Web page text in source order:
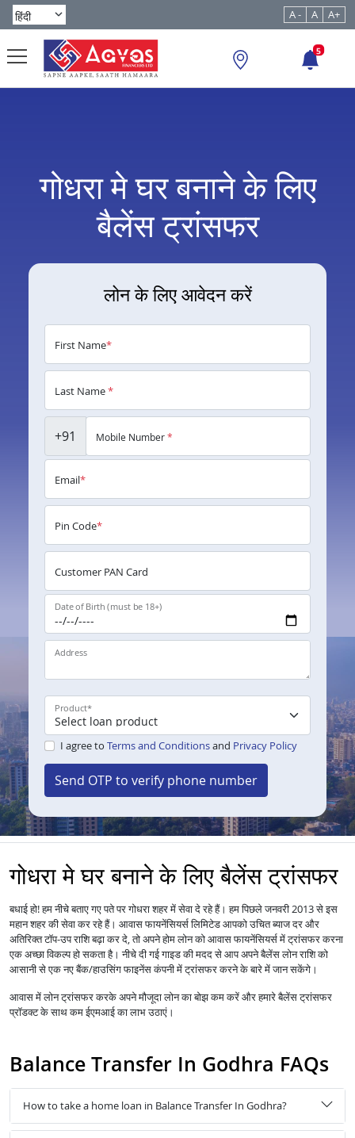
A - A A+
5
गोधरा मे घर बनाने के लिए
बैलेंस ट्रांसफर
लोन के लिए आवेदन करें
First Name*
Last Name*
+91 Mobile Number*
Email*
Pin Code*
Customer PAN Card
Date of Birth (must be 18+)
Address
Product*
I agree to Terms and Conditionsand Privacy Policy
Send OTP to verify phone number
गोधरा मे घर बनाने के लिए बैलेंस ट्रांसफर
बधाई हो! हम नीचे बताए गए पते पर गोधरा शहर में सेवा दे रहे हैं। हम पिछले जनवरी 2013 से इस
महान शहर की सेवा कर रहे हैं। आवास फायनेंसियर्स लिमिटेड आपको उचित ब्याज दर और
अतिरिक्त टॉप-उप राशि बढ़ा कर दे, तो अपने होम लोन को आवास फायनेंसियर्स में ट्रांसफर करना
एक अच्छा विकल्प हो सकता है। नीचे दी गई गाइड की मदद से आप अपने बैलेंस लोन राशि को
आसानी से एक नए बैंक/हाउसिंग फाइनेंस कंपनी में ट्रांसफर करने के बारे में जान सकेंगे।
आवास मेंलोनट्रांसफर करके अपने मौजूदा लोन का बोझ कम करें और हमारे बैलेंस ट्रांसफर
प्रॉडक्ट के साथ कम ईएमआई का लाभ उठाएं।
Balance Transfer In Godhra FAQs
How to take a home loan in Balance Transfer In Godhra?